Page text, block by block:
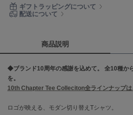
セルフォード
Clarks Premium
CODE A
コードエー
COLE HAAN
ギフトラッピングについて
配送について
商品説明
◆ブランド10周年の感謝を込めて。 全10種か
を。
10th Chapter Tee Colleciton全ラインナップは
ロゴが映える、モダン切り替えTシャツ。